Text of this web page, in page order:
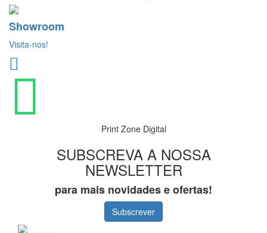
Showroom
Visita-nos!
Print Zone Digital
SUBSCREVA A NOSSA
NEWSLETTER
para mais novidades e ofertas!
Subscrever